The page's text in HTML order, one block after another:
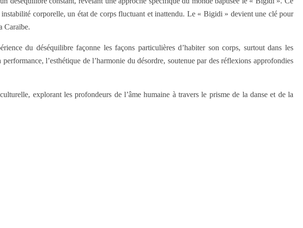
corporelle, un état de corps fluctuant et inattendu. Le « Bigidi » devient une clé pour
Caraïbe.
du déséquilibre façonne les façons particulières d’habiter son corps, surtout dans les
l’esthétique de l’harmonie du désordre, soutenue par des réflexions approfondies
explorant les profondeurs de l’âme humaine à travers le prisme de la danse et de la